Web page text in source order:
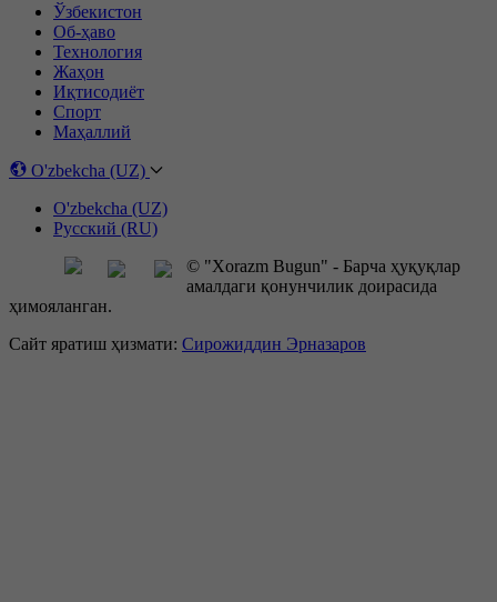
Ўзбекистон
Об-ҳаво
Технология
Жаҳон
Иқтисодиёт
Спорт
Маҳаллий
O'zbekcha (UZ)
O'zbekcha (UZ)
Русский (RU)
© "Xorazm Bugun" - Барча ҳуқуқлар
амалдаги қонунчилик доирасида
ҳимояланган.
Сайт яратиш ҳизмати: Сирожиддин Эрназаров